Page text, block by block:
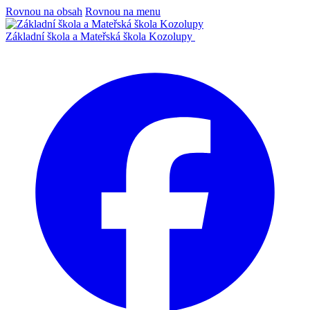
Rovnou na obsah Rovnou na menu
Základní škola a Mateřská škola Kozolupy